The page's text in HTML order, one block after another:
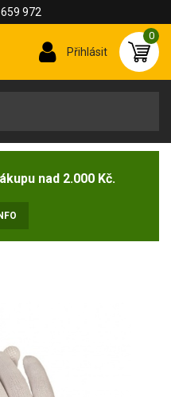
972
Přihlásit
0
nad 2.000 Kč.